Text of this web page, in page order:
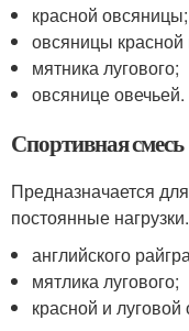
красной овсяницы;
овсяницы
мятника лугового;
овсянице овечьей.
Спортивная смесь
Предназначается
постоянные
английского
мятлика лугового;
красной и